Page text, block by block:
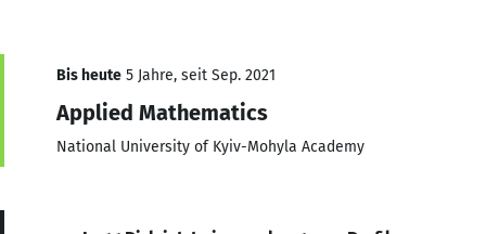
Bis heute 5 Jahre, seit Sep. 2021
Applied Mathematics
National University of Kyiv-Mohyla Academy